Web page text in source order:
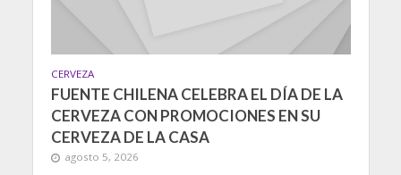
CERVEZA
FUENTE CHILENA CELEBRA EL DÍA DE LA
CERVEZA CON PROMOCIONES EN SU
CERVEZA DE LA CASA
agosto 5, 2026